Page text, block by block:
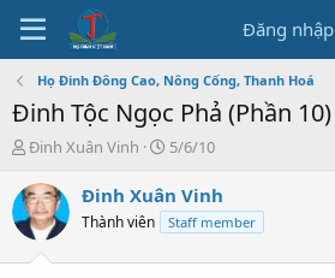
Đăng nhập
Họ Đinh Đông Cao, Nông Cống, Thanh Hoá
Đinh Tộc Ngọc Phả (Phần 10)
T
r
e
a
Đinh Xuân Vinh
N
à
y
b
5/6/10
Đinh Xuân Vinh
Thành viên Staff member